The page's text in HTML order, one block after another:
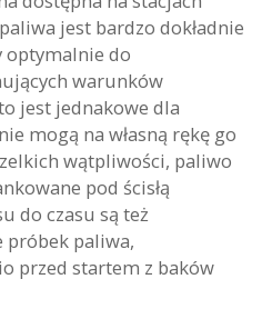
jest bardzo dokładnie
optymalnie do
warunków
jest jednakowe dla
mogą na własną rękę go
wątpliwości, paliwo
pod ścisłą
do czasu są też
próbek paliwa,
przed startem z baków